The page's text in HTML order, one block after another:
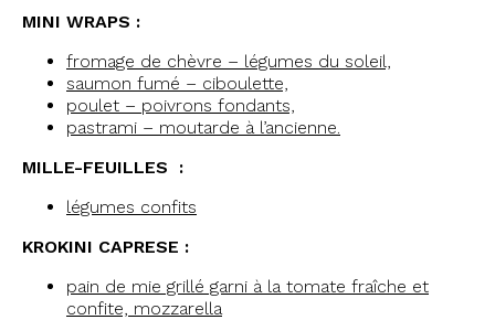
MINI WRAPS :
fromage de chèvre – légumes du soleil,
saumon fumé – ciboulette,
poulet – poivrons fondants,
pastrami – moutarde à l’ancienne.
MILLE-FEUILLES :
légumes confits
KROKINI CAPRESE :
pain de mie grillé garni à la tomate fraîche et
confite, mozzarella